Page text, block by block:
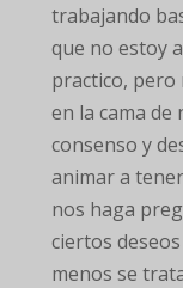
trabajando
que no estoy
practico,
en la cama de
consenso y
animar a
nos haga
ciertos
menos se